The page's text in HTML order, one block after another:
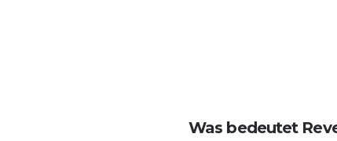
Was bedeutet